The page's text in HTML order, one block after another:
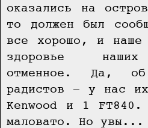
оказались на
то должен был
все хорошо, и наше
здоровье наших
отменное. Да,
радистов — у нас
Kenwood и 1 FT840.
маловато. Но увы...